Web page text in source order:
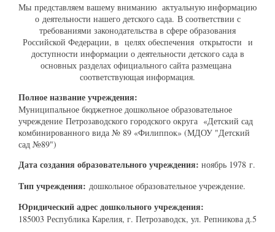
Мы представляем вашему вниманию актуальную информацию
о деятельности нашего детского сада. В соответствии с
требованиями законодательства в сфере образования
Российской Федерации, в целях обеспечения открытости и
доступности информации о деятельности детского сада в
основных разделах официального сайта размещана
соответствующая информация.
Полное название учреждения:
Муниципальное бюджетное дошкольное образовательное
учреждение Петрозаводского городского округа «Детский сад
комбинированного вида № 89 «Филиппок» (МДОУ "Детский
сад №89")
Дата создания образовательного учреждения: ноябрь 1978 г.
Тип учреждения: дошкольное образовательное учреждение.
Юридический адрес дошкольного учреждения:
185003 Республика Карелия, г. Петрозаводск, ул. Репникова д.5